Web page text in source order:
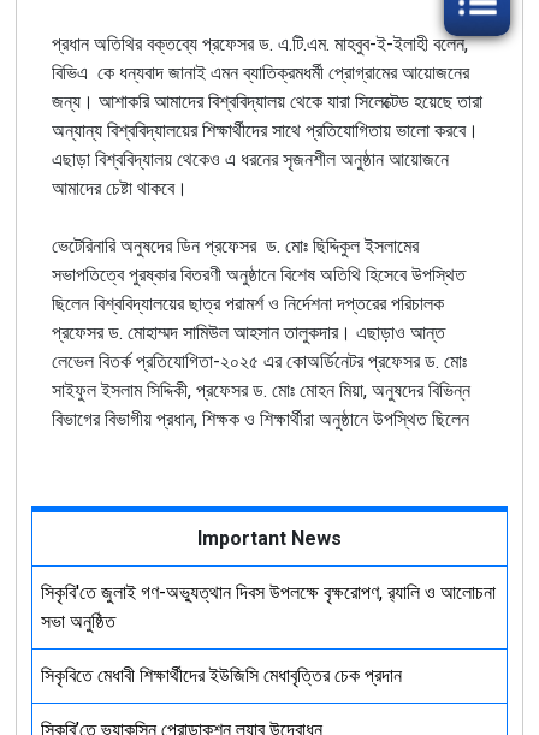
প্রধান অতিথির বক্তব্যে প্রফেসর ড. এ.টি.এম. মাহবুব-ই-ইলাহী বলেন,
বিভিএ কে ধন্যবাদ জানাই এমন ব্যাতিক্রমধর্মী প্রোগ্রামের আয়োজনের
জন্য। আশাকরি আমাদের বিশ্ববিদ্যালয় থেকে যারা সিলেক্টেড হয়েছে তারা
অন্যান্য বিশ্ববিদ্যালয়ের শিক্ষার্থীদের সাথে প্রতিযোগিতায় ভালো করবে।
এছাড়া বিশ্ববিদ্যালয় থেকেও এ ধরনের সৃজনশীল অনুষ্ঠান আয়োজনে
আমাদের চেষ্টা থাকবে।
ভেটেরিনারি অনুষদের ডিন প্রফেসর ড. মোঃ ছিদ্দিকুল ইসলামের
সভাপতিত্বে পুরষ্কার বিতরণী অনুষ্ঠানে বিশেষ অতিথি হিসেবে উপস্থিত
ছিলেন বিশ্ববিদ্যালয়ের ছাত্র পরামর্শ ও নির্দেশনা দপ্তরের পরিচালক
প্রফেসর ড. মোহাম্মদ সামিউল আহসান তালুকদার। এছাড়াও আন্ত‌‌
লেভেল বিতর্ক প্রতিযোগিতা-২০২৫ এর কোঅর্ডিনেটর প্রফেসর ড. মোঃ
সাইফুল ইসলাম সিদ্দিকী, প্রফেসর ড. মোঃ মোহন মিয়া, অনুষদের বিভিন্ন
বিভাগের বিভাগীয় প্রধান, শিক্ষক ও শিক্ষার্থীরা অনুষ্ঠানে উপস্থিত ছিলেন
Important News
সিকৃবি'তে জুলাই গণ-অভ্যুত্থান দিবস উপলক্ষে বৃক্ষরোপণ, র‍্যালি ও আলোচনা
সভা অনুষ্ঠিত
সিকৃবিতে মেধাবী শিক্ষার্থীদের ইউজিসি মেধাবৃত্তির চেক প্রদান
সিকৃবি’তে ভ্যাকসিন প্রোডাকশন ল্যাব উদ্বোধন